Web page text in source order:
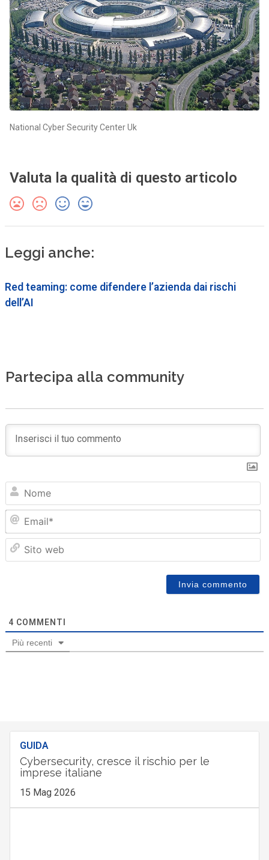
National Cyber Security Center Uk
Valuta la qualità di questo articolo
Leggi anche:
Red teaming: come difendere l’azienda dai rischi
dell’AI
Partecipa alla community
4 COMMENTI
Più recenti
GUIDA
Cybersecurity, cresce il rischio per le
imprese italiane
15 Mag 2026